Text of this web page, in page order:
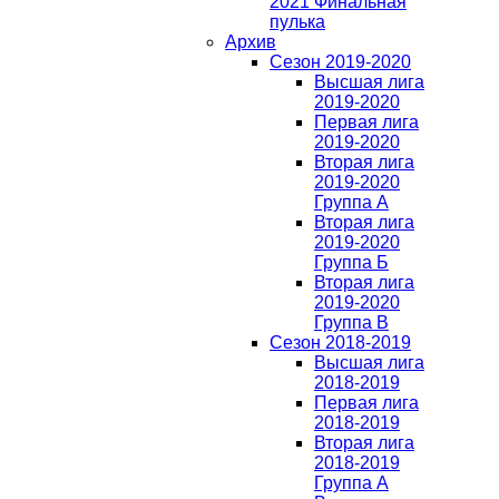
пулька
Архив
Сезон 2019-2020
Высшая лига
2019-2020
Первая лига
2019-2020
Вторая лига
2019-2020
Группа А
Вторая лига
2019-2020
Группа Б
Вторая лига
2019-2020
Группа В
Сезон 2018-2019
Высшая лига
2018-2019
Первая лига
2018-2019
Вторая лига
2018-2019
Группа А